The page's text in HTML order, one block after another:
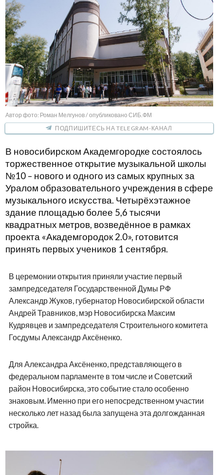
Автор фото: Роман Мелгунов / опубликовано СИБ.ФМ
ПОДПИШИТЕСЬ НА TELEGRAM-КАНАЛ
В новосибирском Академгородке состоялось
торжественное открытие музыкальной школы
№10 – нового и одного из самых крупных за
Уралом образовательного учреждения в сфере
музыкального искусства. Четырёхэтажное
здание площадью более 5,6 тысячи
квадратных метров, возведённое в рамках
проекта «Академгородок 2.0», готовится
принять первых учеников 1 сентября.
В церемонии открытия приняли участие первый
зампредседателя Государственной Думы РФ
Александр Жуков, губернатор Новосибирской области
Андрей Травников, мэр Новосибирска Максим
Кудрявцев и зампредседателя Строительного комитета
Госдумы Александр Аксёненко.
Для Александра Аксёненко, представляющего в
федеральном парламенте в том числе и Советский
район Новосибирска, это событие стало особенно
знаковым. Именно при его непосредственном участии
несколько лет назад была запущена эта долгожданная
стройка.